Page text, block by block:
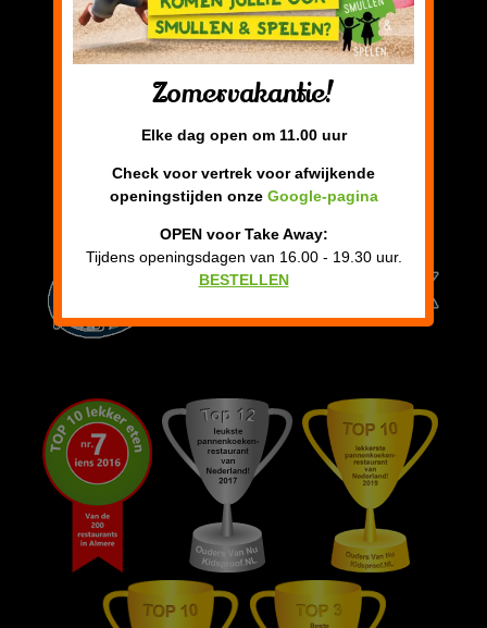
Privacy verklaring
Zomervakantie!
Elke dag open om 11.00 uur
Check voor vertrek voor afwijkende
openingstijden onze Google-pagina
OPEN voor Take Away:
Tijdens openingsdagen van 16.00 - 19.30 uur.
BESTELLEN